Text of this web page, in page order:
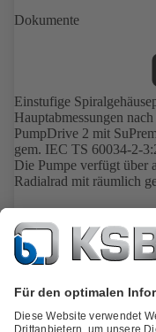
Dokumente
Einstufige
Hauptabmessungen
PumpDrive 2 mit
gem. IEC TS 60034-2-
Die Pumpe verfügt über
Radialrad mit räumlich
Wellendichtung mit
Prozessbauweise
Lagerträger und des
Rohrleitungen getrennt
Ausführung erhältlich.
weit voraus.